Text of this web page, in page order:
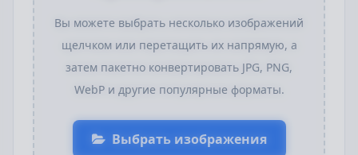
Вы можете выбрать несколько изображений
щелчком или перетащить их напрямую, а
затем пакетно конвертировать JPG, PNG,
WebP и другие популярные форматы.
Выбрать изображения